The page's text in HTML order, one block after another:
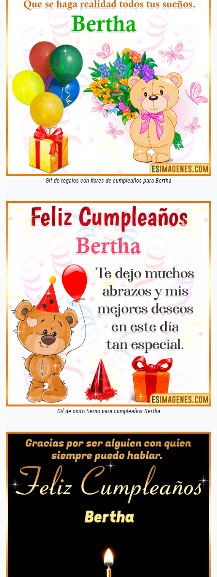
Gif de regalos con flores de cumpleaños para Bertha
Gif de osito tierno para cumpleaños Bertha